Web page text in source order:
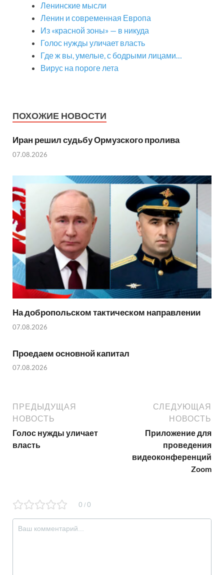
Ленинские мысли
Ленин и современная Европа
Из «красной зоны» — в никуда
Голос нужды уличает власть
Где ж вы, умелые, с бодрыми лицами…
Вирус на пороге лета
ПОХОЖИЕ НОВОСТИ
Иран решил судьбу Ормузского пролива
07.08.2026
На добропольском тактическом направлении
07.08.2026
Проедаем основной капитал
07.08.2026
ПРЕДЫДУЩАЯ
НОВОСТЬ
Голос нужды уличает
власть
СЛЕДУЮЩАЯ
НОВОСТЬ
Приложение для
проведения
видеоконференций
Zoom
0 / 0